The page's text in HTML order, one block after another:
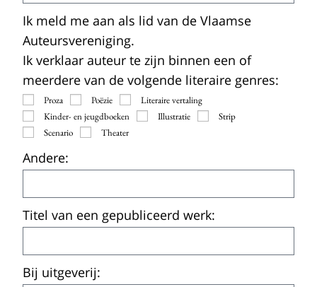
Ik meld me aan als lid van de Vlaamse
Auteursvereniging.
Ik verklaar auteur te zijn binnen een of
meerdere van de volgende literaire genres:
Proza Poëzie
Literaire vertaling
Kinder- en jeugdboeken
Illustratie
Strip
Scenario
Theater
Andere:
Titel van een gepubliceerd werk:
Bij uitgeverij: